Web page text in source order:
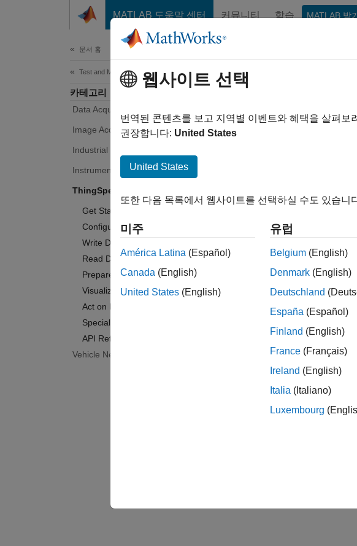
MATLAB 도움말 센터 커뮤니티 학습 MATLAB 받
문서 홈
Test and Measurement
카테고리
Data Acquisition Toolbox
Image Acquisition Toolbox
Industrial Communication Toolbox
Instrument Control Toolbox
ThingSpeak
Get Started with ThingSpeak
Configure Accounts and Channels
Write Data to Channel
Read Data from Channel
Prepare and Analyze Data
Visualize Data
Act on Data
Specialized Analysis with MATLAB
API Reference
Vehicle Network Toolbox
웹사이트 선택
번역된 콘텐츠를 보고 지역별 이벤트와 혜택을 살펴
권장합니다: United States
United States
또한 다음 목록에서 웹사이트를 선택하실 수도 있습니
미주
América Latina (Español)
Canada (English)
United States (English)
유럽
Belgium (English)
Denmark (English)
Deutschland
España (Español)
Finland (English)
France (Français)
Ireland (English)
Italia (Italiano)
Luxembourg